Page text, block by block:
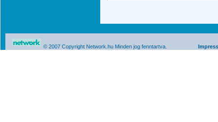
© 2007 Copyright Network.hu Minden jog fenntartva.